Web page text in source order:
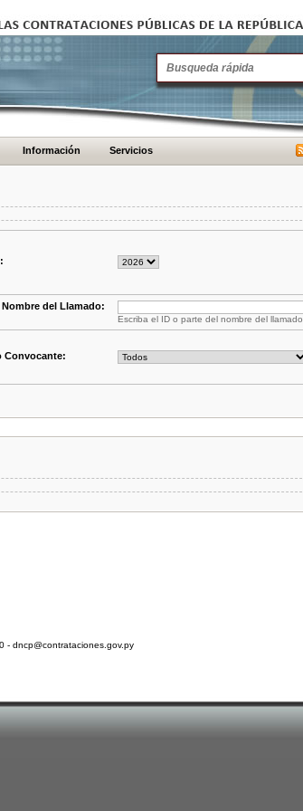
Información Servicios
Nombre del Llamado:
Escriba el ID o parte del nombre del llamado
Convocante:
- dncp@contrataciones.gov.py